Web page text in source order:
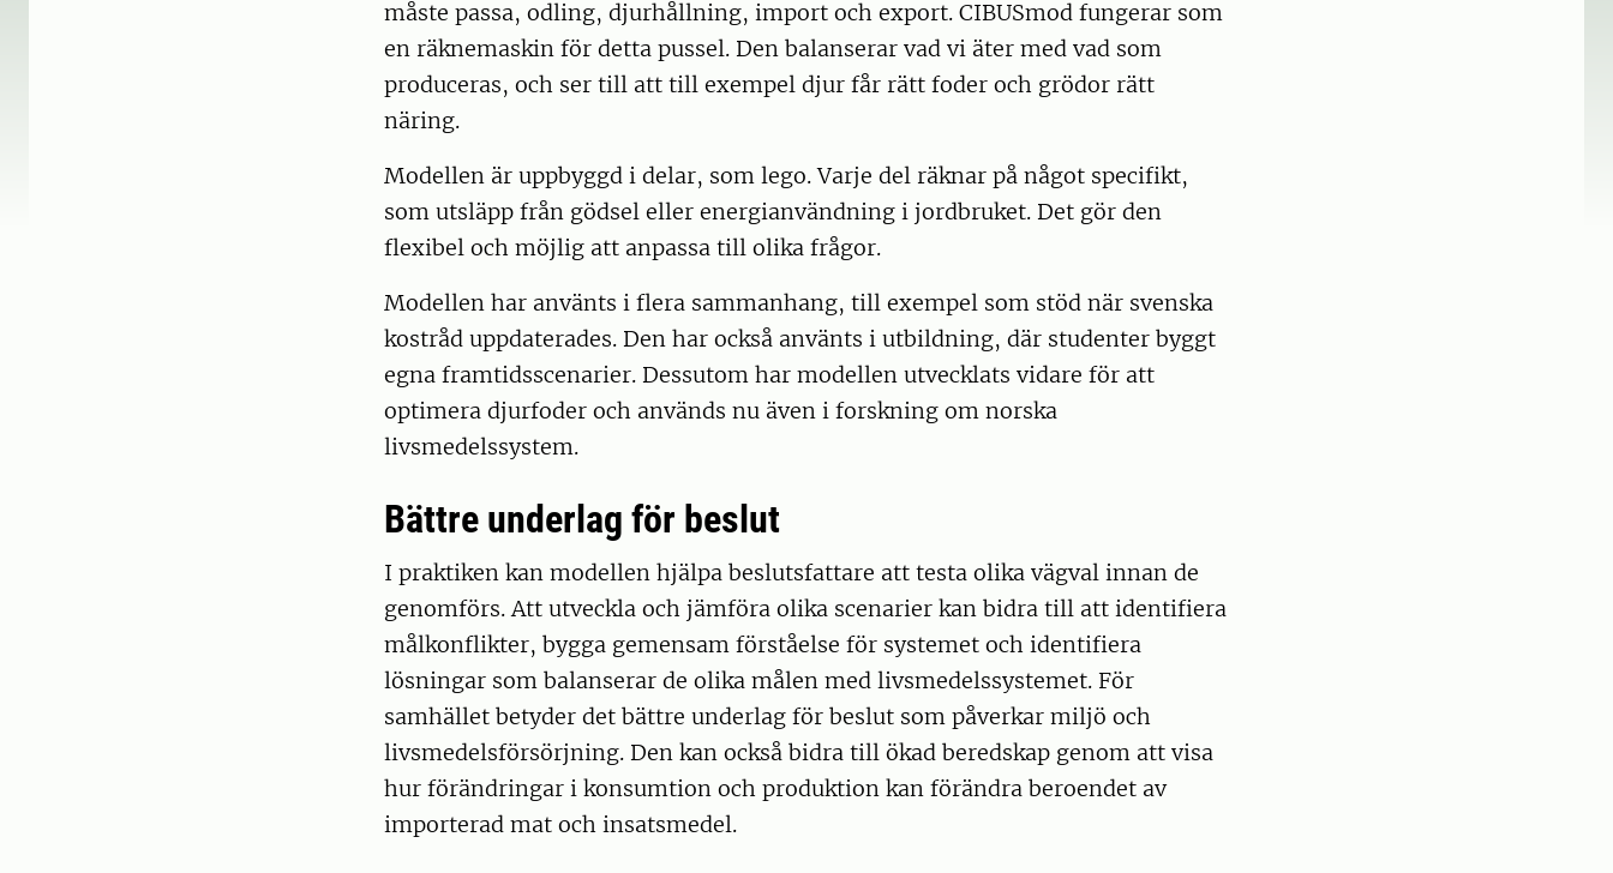
måste passa, odling, djurhållning, import och export. CIBUSmod fungerar som
en räknemaskin för detta pussel. Den balanserar vad vi äter med vad som
produceras, och ser till att till exempel djur får rätt foder och grödor rätt
näring.
Modellen är uppbyggd i delar, som lego. Varje del räknar på något specifikt,
som utsläpp från gödsel eller energianvändning i jordbruket. Det gör den
flexibel och möjlig att anpassa till olika frågor.
Modellen har använts i flera sammanhang, till exempel som stöd när svenska
kostråd uppdaterades. Den har också använts i utbildning, där studenter byggt
egna framtidsscenarier. Dessutom har modellen utvecklats vidare för att
optimera djurfoder och används nu även i forskning om norska
livsmedelssystem.
Bättre underlag för beslut
I praktiken kan modellen hjälpa beslutsfattare att testa olika vägval innan de
genomförs. Att utveckla och jämföra olika scenarier kan bidra till att identifiera
målkonflikter, bygga gemensam förståelse för systemet och identifiera
lösningar som balanserar de olika målen med livsmedelssystemet. För
samhället betyder det bättre underlag för beslut som påverkar miljö och
livsmedelsförsörjning. Den kan också bidra till ökad beredskap genom att visa
hur förändringar i konsumtion och produktion kan förändra beroendet av
importerad mat och insatsmedel.